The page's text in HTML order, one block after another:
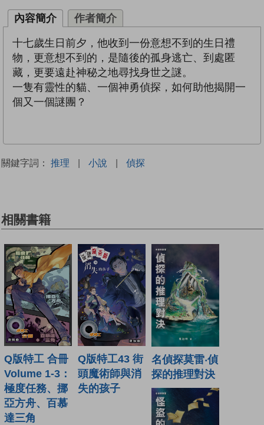
內容簡介 作者簡介
十七歲生日前夕，他收到一份意想不到的生日禮
物，更意想不到的，是隨後的孤身逃亡、到處匿
藏，更要遠赴神秘之地尋找身世之謎。
一隻有靈性的貓、一個神勇偵探，如何助他揭開一
個又一個謎團？
關鍵字詞： 推理 | 小說 | 偵探
相關書籍
Q版特工 合冊
Volume 1-3：
極度任務、挪
亞方舟、百慕
達三角
Q版特工43 街
頭魔術師與消
失的孩子
名偵探莫雷‧偵
探的推理對決